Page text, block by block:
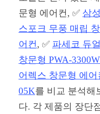
문형 에어컨, ✅ 삼
스포크 무풍 매립
어컨, ✅ 파세코 듀
창문형 PWA-
어렉스 창문형 에어
05K를 비교 분석해
다. 각 제품의 장단